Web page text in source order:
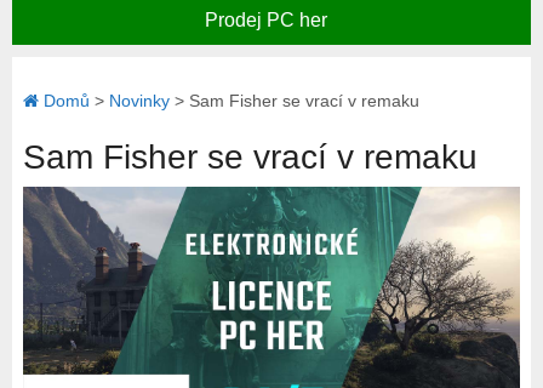
Prodej PC her
Domů > Novinky> Sam Fisher se vrací v remaku
Sam Fisher se vrací v remaku